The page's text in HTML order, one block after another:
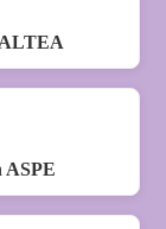
ALTEA
ASPE